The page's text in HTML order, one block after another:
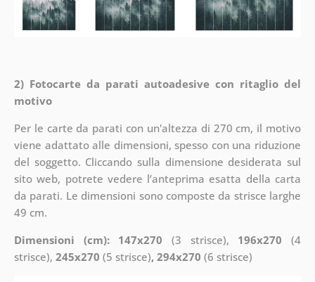
2) Fotocarte da parati autoadesive con ritaglio del
motivo
Per le carte da parati con un'altezza di 270 cm, il motivo
viene adattato alle dimensioni, spesso con una riduzione
del soggetto. Cliccando sulla dimensione desiderata sul
sito web, potrete vedere l’anteprima esatta della carta
da parati. Le dimensioni sono composte da strisce larghe
49 cm.
Dimensioni (cm): 147x270 (3 strisce), 196x270 (4
strisce), 245x270 (5 strisce), 294x270 (6 strisce)